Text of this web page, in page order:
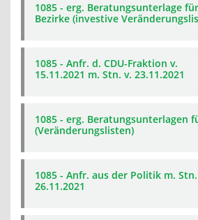
1085 - erg. Beratungsunterlage für
Bezirke (investive
1085 - Anfr. d. CDU-Fraktion v.
15.11.2021 m. Stn. v. 23.11.2021
1085 - erg. Beratungsunterlagen
(Veränderungslisten)
1085 - Anfr. aus der Politik m.
26.11.2021